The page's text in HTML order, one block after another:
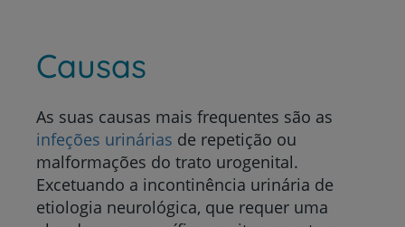
Causas
As suas causas mais frequentes são as
infeções urinárias de repetição ou
malformações do trato urogenital.
Excetuando a incontinência urinária de
etiologia neurológica, que requer uma